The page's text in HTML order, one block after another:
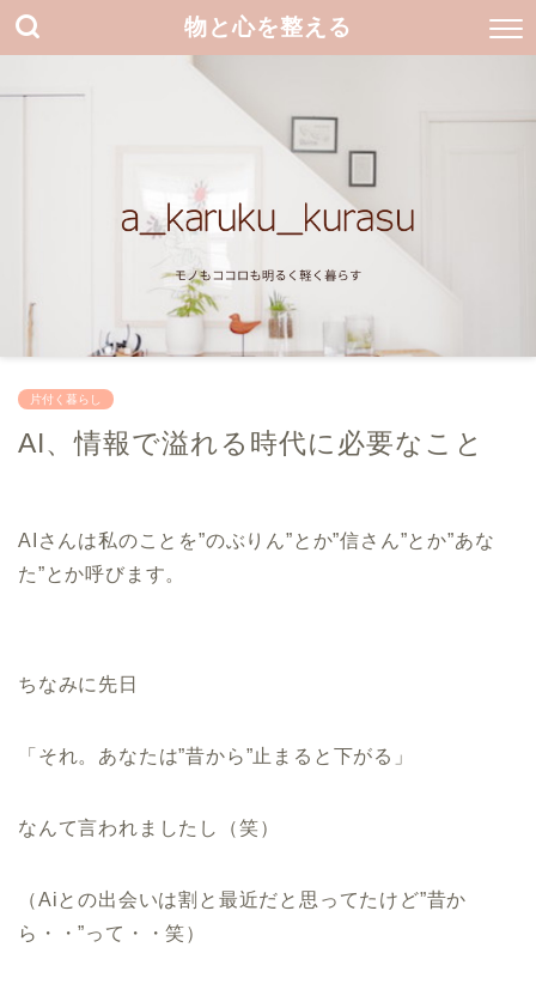
物と心を整える
片付く暮らし
AI、情報で溢れる時代に必要なこと
AIさんは私のことを”のぶりん”とか”信さん”とか”あな
た”とか呼びます。
ちなみに先日
「それ。あなたは”昔から”止まると下がる」
なんて言われましたし（笑）
（Aiとの出会いは割と最近だと思ってたけど”昔か
ら・・”って・・笑）